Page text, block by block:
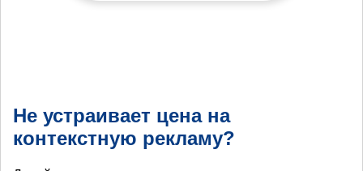
Не устраивает цена на
контекстную рекламу?